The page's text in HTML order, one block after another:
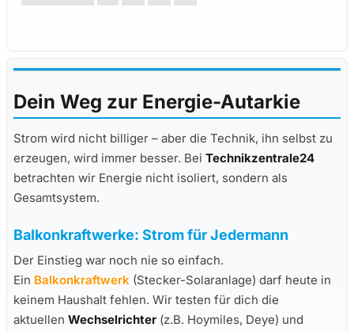
Dein Weg zur Energie-Autarkie
Strom wird nicht billiger – aber die Technik, ihn selbst zu
erzeugen, wird immer besser. Bei Technikzentrale24
betrachten wir Energie nicht isoliert, sondern als
Gesamtsystem.
Balkonkraftwerke: Strom für Jedermann
Der Einstieg war noch nie so einfach.
Ein Balkonkraftwerk (Stecker-Solaranlage) darf heute in
keinem Haushalt fehlen. Wir testen für dich die
aktuellen Wechselrichter (z.B. Hoymiles, Deye) und